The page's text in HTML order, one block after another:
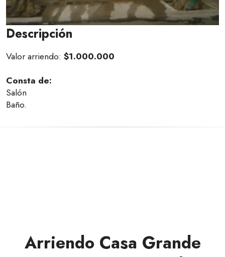
Descripción
Valor arriendo: $1.000.000
Consta de:
Salón
Baño.
Arriendo Casa Grande